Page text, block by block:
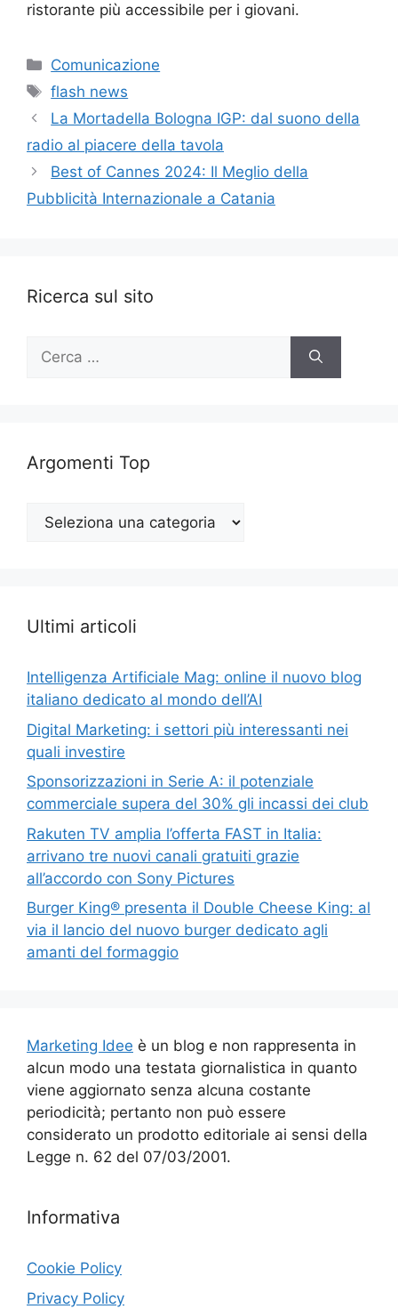
ristorante più accessibile per i giovani.
Categorie
Comunicazione
Tag
flash news
La Mortadella Bologna IGP: dal suono della
radio al piacere della tavola
Best of Cannes 2024: Il Meglio della
Pubblicità Internazionale a Catania
Ricerca sul sito
Ricerca
Argomenti Top
Argomenti
Ultimi articoli
Intelligenza Artificiale Mag: online il nuovo blog
italiano dedicato al mondo dell’AI
Digital Marketing: i settori più interessanti nei
quali investire
Sponsorizzazioni in Serie A: il potenziale
commerciale supera del 30% gli incassi dei club
Rakuten TV amplia l’offerta FAST in Italia:
arrivano tre nuovi canali gratuiti grazie
all’accordo con Sony Pictures
Burger King® presenta il Double Cheese King: al
via il lancio del nuovo burger dedicato agli
amanti del formaggio
Marketing Idee è un blog e non rappresenta in
alcun modo una testata giornalistica in quanto
viene aggiornato senza alcuna costante
periodicità; pertanto non può essere
considerato un prodotto editoriale ai sensi della
Legge n. 62 del 07/03/2001.
Informativa
Cookie Policy
Privacy Policy